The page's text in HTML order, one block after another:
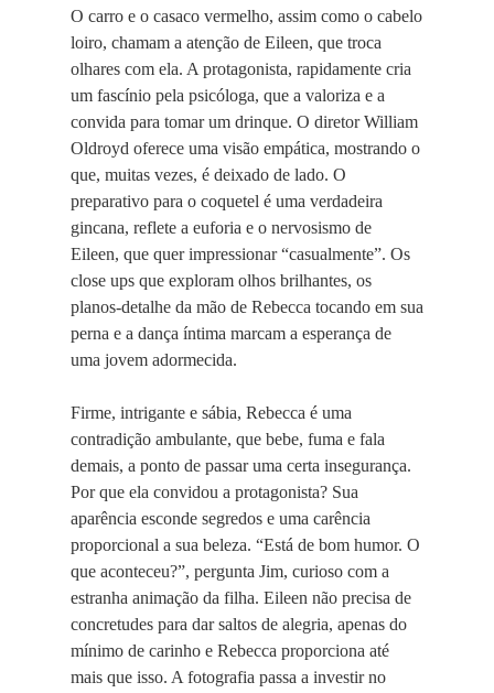
O carro e o casaco vermelho, assim como o cabelo
loiro, chamam a atenção de Eileen, que troca
olhares com ela. A protagonista, rapidamente cria
um fascínio pela psicóloga, que a valoriza e a
convida para tomar um drinque. O diretor William
Oldroyd oferece uma visão empática, mostrando o
que, muitas vezes, é deixado de lado. O
preparativo para o coquetel é uma verdadeira
gincana, reflete a euforia e o nervosismo de
Eileen, que quer impressionar “casualmente”. Os
close ups que exploram olhos brilhantes, os
planos-detalhe da mão de Rebecca tocando em sua
perna e a dança íntima marcam a esperança de
uma jovem adormecida.
Firme, intrigante e sábia, Rebecca é uma
contradição ambulante, que bebe, fuma e fala
demais, a ponto de passar uma certa insegurança.
Por que ela convidou a protagonista? Sua
aparência esconde segredos e uma carência
proporcional a sua beleza. “Está de bom humor. O
que aconteceu?”, pergunta Jim, curioso com a
estranha animação da filha. Eileen não precisa de
concretudes para dar saltos de alegria, apenas do
mínimo de carinho e Rebecca proporciona até
mais que isso. A fotografia passa a investir no